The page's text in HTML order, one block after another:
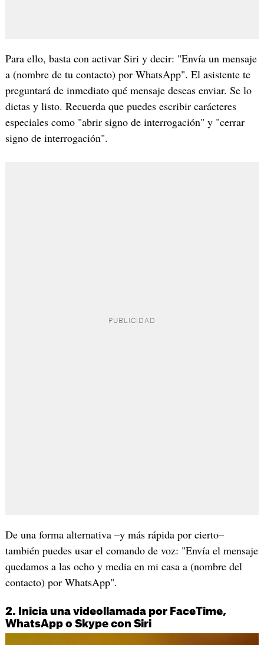
Para ello, basta con activar Siri y decir: "Envía un mensaje
a (nombre de tu contacto) por WhatsApp". El asistente te
preguntará de inmediato qué mensaje deseas enviar. Se lo
dictas y listo. Recuerda que puedes escribir carácteres
especiales como "abrir signo de interrogación" y "cerrar
signo de interrogación".
De una forma alternativa –y más rápida por cierto–
también puedes usar el comando de voz: "Envía el mensaje
quedamos a las ocho y media en mi casa a (nombre del
contacto) por WhatsApp".
2. Inicia una videollamada por FaceTime,
WhatsApp o Skype con Siri